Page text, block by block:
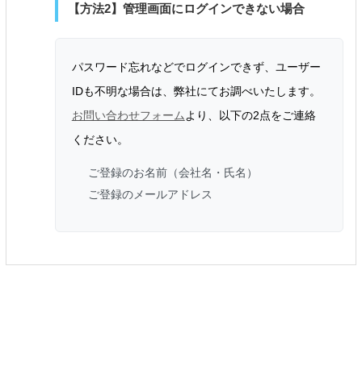
【方法2】管理画面にログインできない場合
パスワード忘れなどでログインできず、ユーザー
IDも不明な場合は、弊社にてお調べいたします。
お問い合わせフォーム より、以下の2点をご連絡
ください。
ご登録のお名前（会社名・氏名）
ご登録のメールアドレス